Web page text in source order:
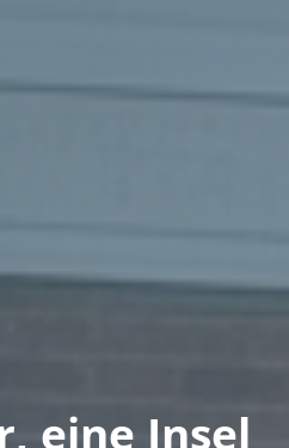
eine Insel